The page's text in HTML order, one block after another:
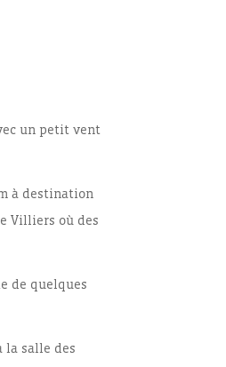
un petit vent
à destination
Villiers où des
de quelques
la salle des